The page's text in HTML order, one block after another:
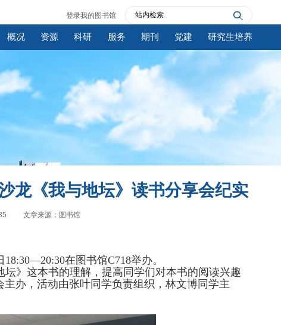
登录我的图书馆
概况 资源 科研 服务 期刊 党建 研究生培养
龙《我与地坛》读书分享会纪实
文章来源：图书馆
18:30—20:30在图书馆C718举办。
》这本书的理解，提高同学们对本书的阅读兴趣
办，活动由张叶同学负责组织，林文博同学主